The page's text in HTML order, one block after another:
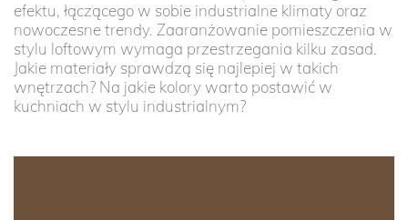
efektu, łączącego w sobie industrialne klimaty oraz
nowoczesne trendy. Zaaranżowanie pomieszczenia w
stylu loftowym wymaga przestrzegania kilku zasad.
Jakie materiały sprawdzą się najlepiej w takich
wnętrzach? Na jakie kolory warto postawić w
kuchniach w stylu industrialnym?